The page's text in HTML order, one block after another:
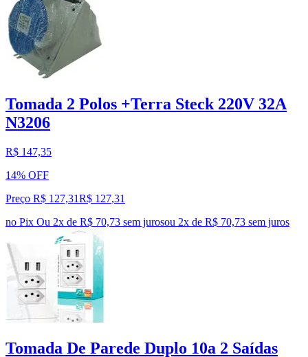
Tomada 2 Polos +Terra Steck 220V 32A
N3206
R$ 147,35
14% OFF
Preço R$ 127,31R$ 127,31
no Pix Ou 2x de R$ 70,73 sem jurosou 2x de R$ 70,73 sem juros
Tomada De Parede Duplo 10a 2 Saídas